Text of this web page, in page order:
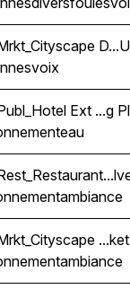
voix
Ext
Ext ...g
eau
ambiance
ambiance